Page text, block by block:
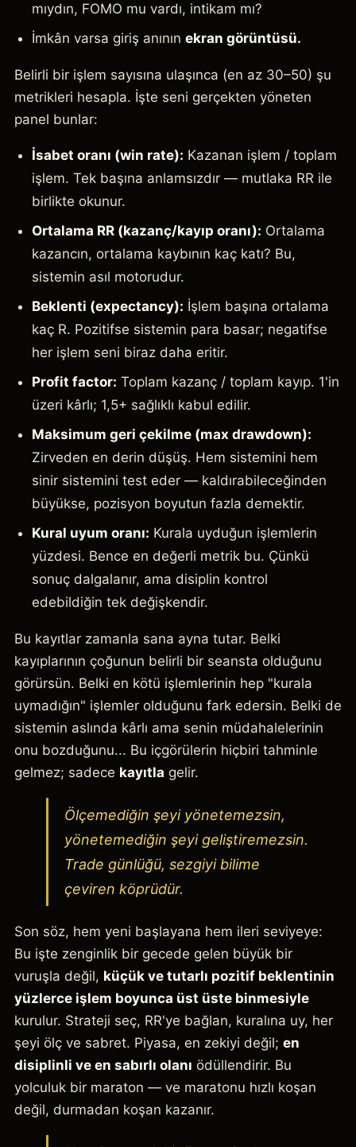
mıydın, FOMO mu vardı, intikam mı?
İmkân varsa giriş anının ekran görüntüsü.
Belirli bir işlem sayısına ulaşınca (en az 30–50) şu
metrikleri hesapla. İşte seni gerçekten yöneten
panel bunlar:
İsabet oranı (win rate): Kazanan işlem / toplam
işlem. Tek başına anlamsızdır — mutlaka RR ile
birlikte okunur.
Ortalama RR (kazanç/kayıp oranı): Ortalama
kazancın, ortalama kaybının kaç katı? Bu,
sistemin asıl motorudur.
Beklenti (expectancy): İşlem başına ortalama
kaç R. Pozitifse sistemin para basar; negatifse
her işlem seni biraz daha eritir.
Profit factor: Toplam kazanç / toplam kayıp. 1'in
üzeri kârlı; 1,5+ sağlıklı kabul edilir.
Maksimum geri çekilme (max drawdown):
Zirveden en derin düşüş. Hem sistemini hem
sinir sistemini test eder — kaldırabileceğinden
büyükse, pozisyon boyutun fazla demektir.
Kural uyum oranı: Kurala uyduğun işlemlerin
yüzdesi. Bence en değerli metrik bu. Çünkü
sonuç dalgalanır, ama disiplin kontrol
edebildiğin tek değişkendir.
Bu kayıtlar zamanla sana ayna tutar. Belki
kayıplarının çoğunun belirli bir seansta olduğunu
görürsün. Belki en kötü işlemlerinin hep "kurala
uymadığın" işlemler olduğunu fark edersin. Belki de
sistemin aslında kârlı ama senin müdahalelerinin
onu bozduğunu... Bu içgörülerin hiçbiri tahminle
gelmez; sadece kayıtla gelir.
Ölçemediğin şeyi yönetemezsin,
yönetemediğin şeyi geliştiremezsin.
Trade günlüğü, sezgiyi bilime
çeviren köprüdür.
Son söz, hem yeni başlayana hem ileri seviyeye:
Bu işte zenginlik bir gecede gelen büyük bir
vuruşla değil, küçük ve tutarlı pozitif beklentinin
yüzlerce işlem boyunca üst üste binmesiyle
kurulur. Strateji seç, RR'ye bağlan, kuralına uy, her
şeyi ölç ve sabret. Piyasa, en zekiyi değil; en
disiplinli ve en sabırlı olanı ödüllendirir. Bu
yolculuk bir maraton — ve maratonu hızlı koşan
değil, durmadan koşan kazanır.